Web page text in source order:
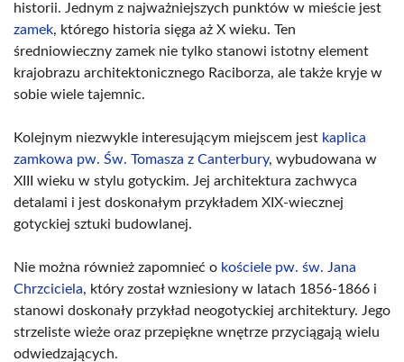
historii. Jednym z najważniejszych punktów w mieście jest
zamek, którego historia sięga aż X wieku. Ten
średniowieczny zamek nie tylko stanowi istotny element
krajobrazu architektonicznego Raciborza, ale także kryje w
sobie wiele tajemnic.
Kolejnym niezwykle interesującym miejscem jest kaplica
zamkowa pw. Św. Tomasza z Canterbury, wybudowana w
XIII wieku w stylu gotyckim. Jej architektura zachwyca
detalami i jest doskonałym przykładem XIX-wiecznej
gotyckiej sztuki budowlanej.
Nie można również zapomnieć o kościele pw. św. Jana
Chrzciciela, który został wzniesiony w latach 1856-1866 i
stanowi doskonały przykład neogotyckiej architektury. Jego
strzeliste wieże oraz przepiękne wnętrze przyciągają wielu
odwiedzających.